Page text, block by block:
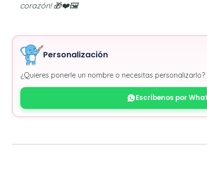
corazón! 🎁❤️🖼️
Personalización
¿Quieres ponerle un nombre o necesitas
Escríbenos por